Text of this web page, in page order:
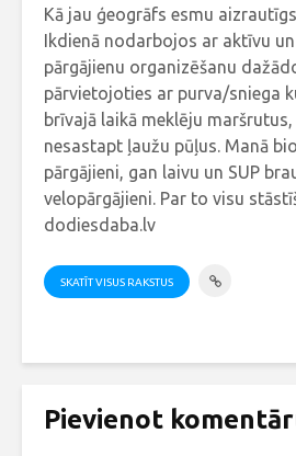
Kā jau ģeogrāfs esmu
Ikdienā nodarbojos ar aktīvu
pārgājienu organizēšanu
pārvietojoties ar purva/sniega
brīvajā laikā meklēju
nesastapt ļaužu pūļus. Manā
pārgājieni, gan laivu un SUP
velopārgājieni. Par to visu
dodiesdaba.lv
SKATĪT VISUS RAKSTUS
Pievienot